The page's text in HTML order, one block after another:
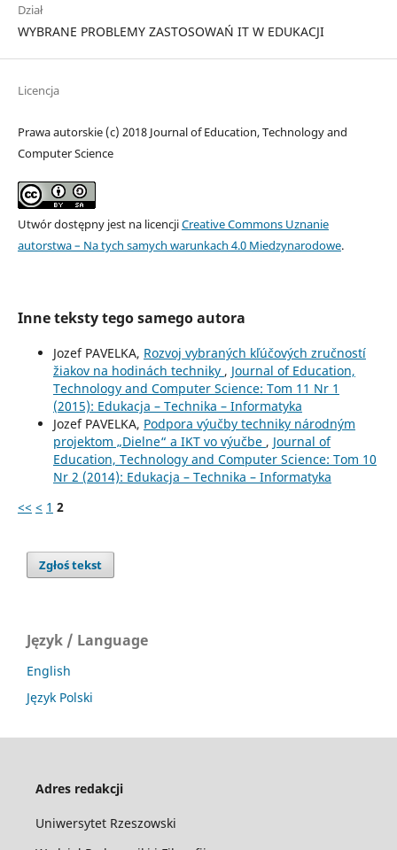
Dział
WYBRANE PROBLEMY ZASTOSOWAŃ IT W EDUKACJI
Licencja
Prawa autorskie (c) 2018 Journal of Education, Technology and
Computer Science
Utwór dostępny jest na licencjiCreative Commons Uznanie
autorstwa – Na tych samych warunkach 4.0 Miedzynarodowe.
Inne teksty tego samego autora
Jozef PAVELKA, Rozvoj vybraných kľúčových zručností
žiakov na hodinách techniky , Journal of Education,
Technology and Computer Science: Tom 11 Nr 1
(2015): Edukacja – Technika – Informatyka
Jozef PAVELKA, Podpora výučby techniky národným
projektom „Dielne“ a IKT vo výučbe , Journal of
Education, Technology and Computer Science: Tom 10
Nr 2 (2014): Edukacja – Technika – Informatyka
<< < 1 2
Zgłoś tekst
Język / Language
English
Język Polski
Adres redakcji
Uniwersytet Rzeszowski